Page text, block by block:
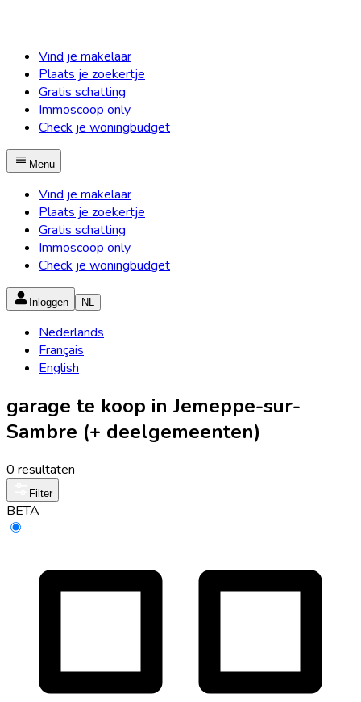
Vind je makelaar
Plaats je zoekertje
Gratis schatting
Immoscoop only
Check je woningbudget
Menu
Vind je makelaar
Plaats je zoekertje
Gratis schatting
Immoscoop only
Check je woningbudget
Inloggen NL
Nederlands
Français
English
garage te koop in Jemeppe-sur-
Sambre (+ deelgemeenten)
0 resultaten
Filter
BETA